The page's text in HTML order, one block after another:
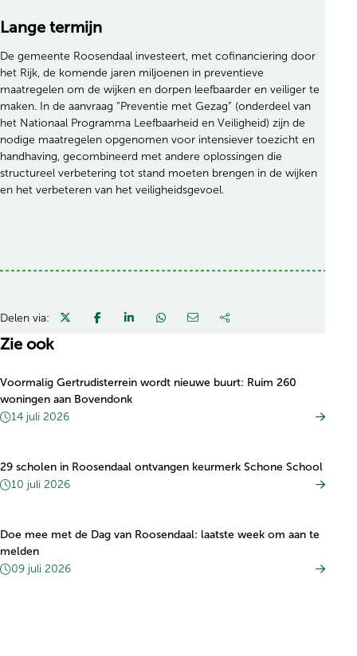
Lange termijn
De gemeente Roosendaal investeert, met cofinanciering door
het Rijk, de komende jaren miljoenen in preventieve
maatregelen om de wijken en dorpen leefbaarder en veiliger te
maken. In de aanvraag “Preventie met Gezag” (onderdeel van
het Nationaal Programma Leefbaarheid en Veiligheid) zijn de
nodige maatregelen opgenomen voor intensiever toezicht en
handhaving, gecombineerd met andere oplossingen die
structureel verbetering tot stand moeten brengen in de wijken
en het verbeteren van het veiligheidsgevoel.
Delen via:
Zie ook
Voormalig Gertrudisterrein wordt nieuwe buurt: Ruim 260
woningen aan Bovendonk
14 juli 2026
29 scholen in Roosendaal ontvangen keurmerk Schone School
10 juli 2026
Doe mee met de Dag van Roosendaal: laatste week om aan te
melden
09 juli 2026